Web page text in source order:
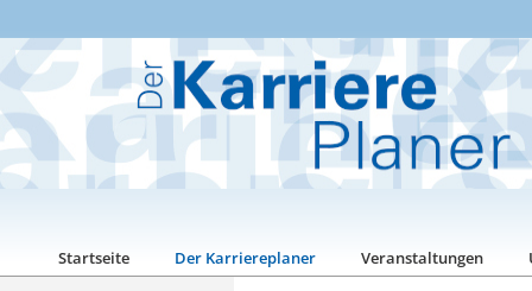
Startseite Der Karriereplaner Veranstaltungen